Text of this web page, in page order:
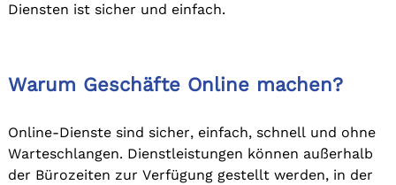
Diensten ist sicher und einfach.
Warum Geschäfte Online machen?
Online-Dienste sind sicher, einfach, schnell und ohne
Warteschlangen. Dienstleistungen können außerhalb
der Bürozeiten zur Verfügung gestellt werden, in der